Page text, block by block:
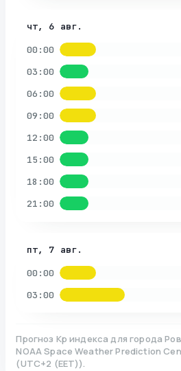
чт, 6 авг.
00:00
03:00
06:00
09:00
12:00
15:00
18:00
21:00
пт, 7 авг.
00:00
03:00
Прогноз Kp индекса для города
NOAA Space Weather Prediction
(UTC+2 (EET)).